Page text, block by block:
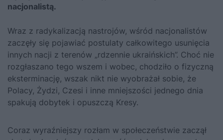
nacjonalistą.
Wraz z radykalizacją nastrojów, wśród nacjonalistów
zaczęły się pojawiać postulaty całkowitego usunięcia
innych nacji z terenów „rdzennie ukraińskich”. Choć nie
rozgłaszano tego wszem i wobec, chodziło o fizyczną
eksterminację, wszak nikt nie wyobrażał sobie, że
Polacy, Żydzi, Czesi i inne mniejszości jednego dnia
spakują dobytek i opuszczą Kresy.
Coraz wyraźniejszy rozłam w społeczeństwie zaczął